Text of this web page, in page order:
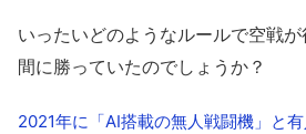
いったいどのようなルールで空戦
間に勝っていたのでしょうか？
2021年に「AI搭載の無人戦闘機」と